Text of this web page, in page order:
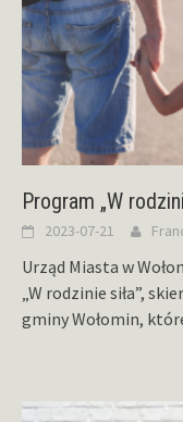
Program „W
2023-07-21
Urząd Miasta w
„W rodzinie siła”,
gminy Wołomin,